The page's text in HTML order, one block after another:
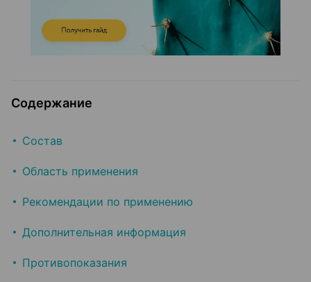
Содержание
Состав
Область применения
Рекомендации по применению
Дополнительная информация
Противопоказания